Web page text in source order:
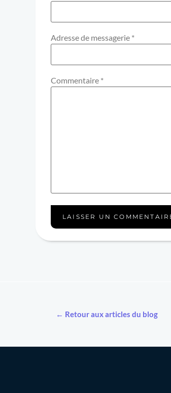
Adresse de messagerie *
Commentaire *
← Retour aux articles du blog